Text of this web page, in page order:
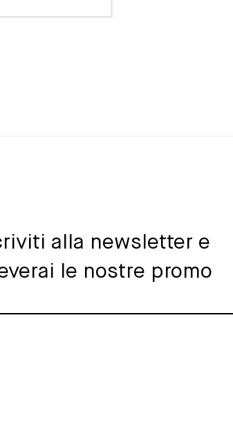
alla newsletter e
le nostre promo